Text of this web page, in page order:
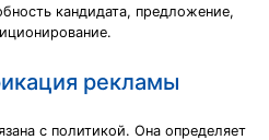
кандидата, предложение,
рекламы
с политикой. Она определяет